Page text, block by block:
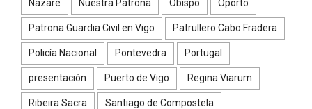
Nazaré Nuestra Patrona Obispo Oporto
Patrona Guardia Civil en Vigo Patrullero Cabo Fradera
Policía Nacional Pontevedra Portugal
presentación Puerto de Vigo Regina Viarum
Ribeira Sacra Santiago de Compostela